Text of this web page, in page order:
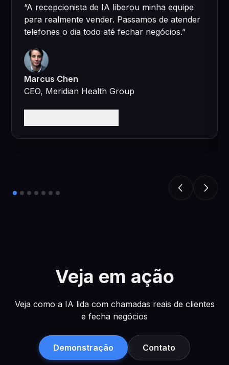
“A recepcionista de IA liberou minha equipe
para realmente vender. Passamos de atender
telefones o dia todo até fechar negócios.”
Marcus Chen
CEO, Meridian Health Group
Veja em ação
Veja como a IA lida com chamadas reais de clientes
e fecha negócios
Demonstração Contato